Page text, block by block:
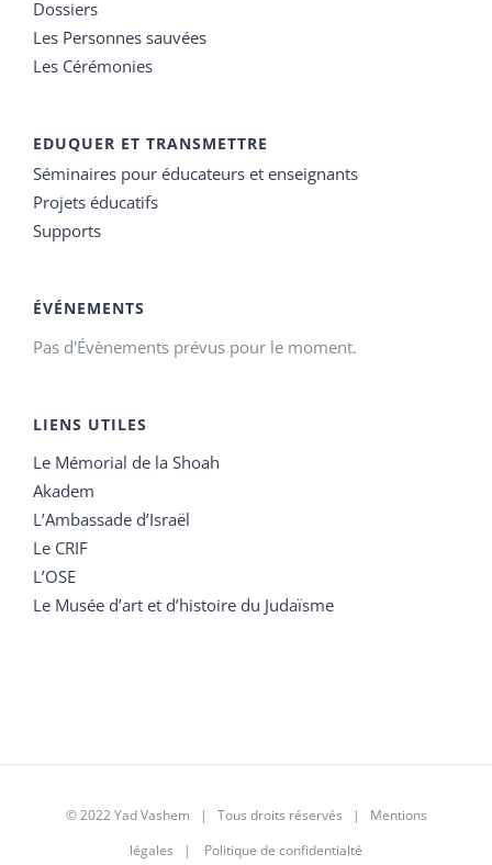
Dossiers
Les Personnes sauvées
Les Cérémonies
EDUQUER ET TRANSMETTRE
Séminaires pour éducateurs et enseignants
Projets éducatifs
Supports
ÉVÉNEMENTS
Pas d'Évènements prévus pour le moment.
LIENS UTILES
Le Mémorial de la Shoah
Akadem
L’Ambassade d’Israël
Le CRIF
L’OSE
Le Musée d’art et d’histoire du Judaïsme
© 2022 Yad Vashem | Tous droits réservés | Mentions
légales | Politique de confidentialté